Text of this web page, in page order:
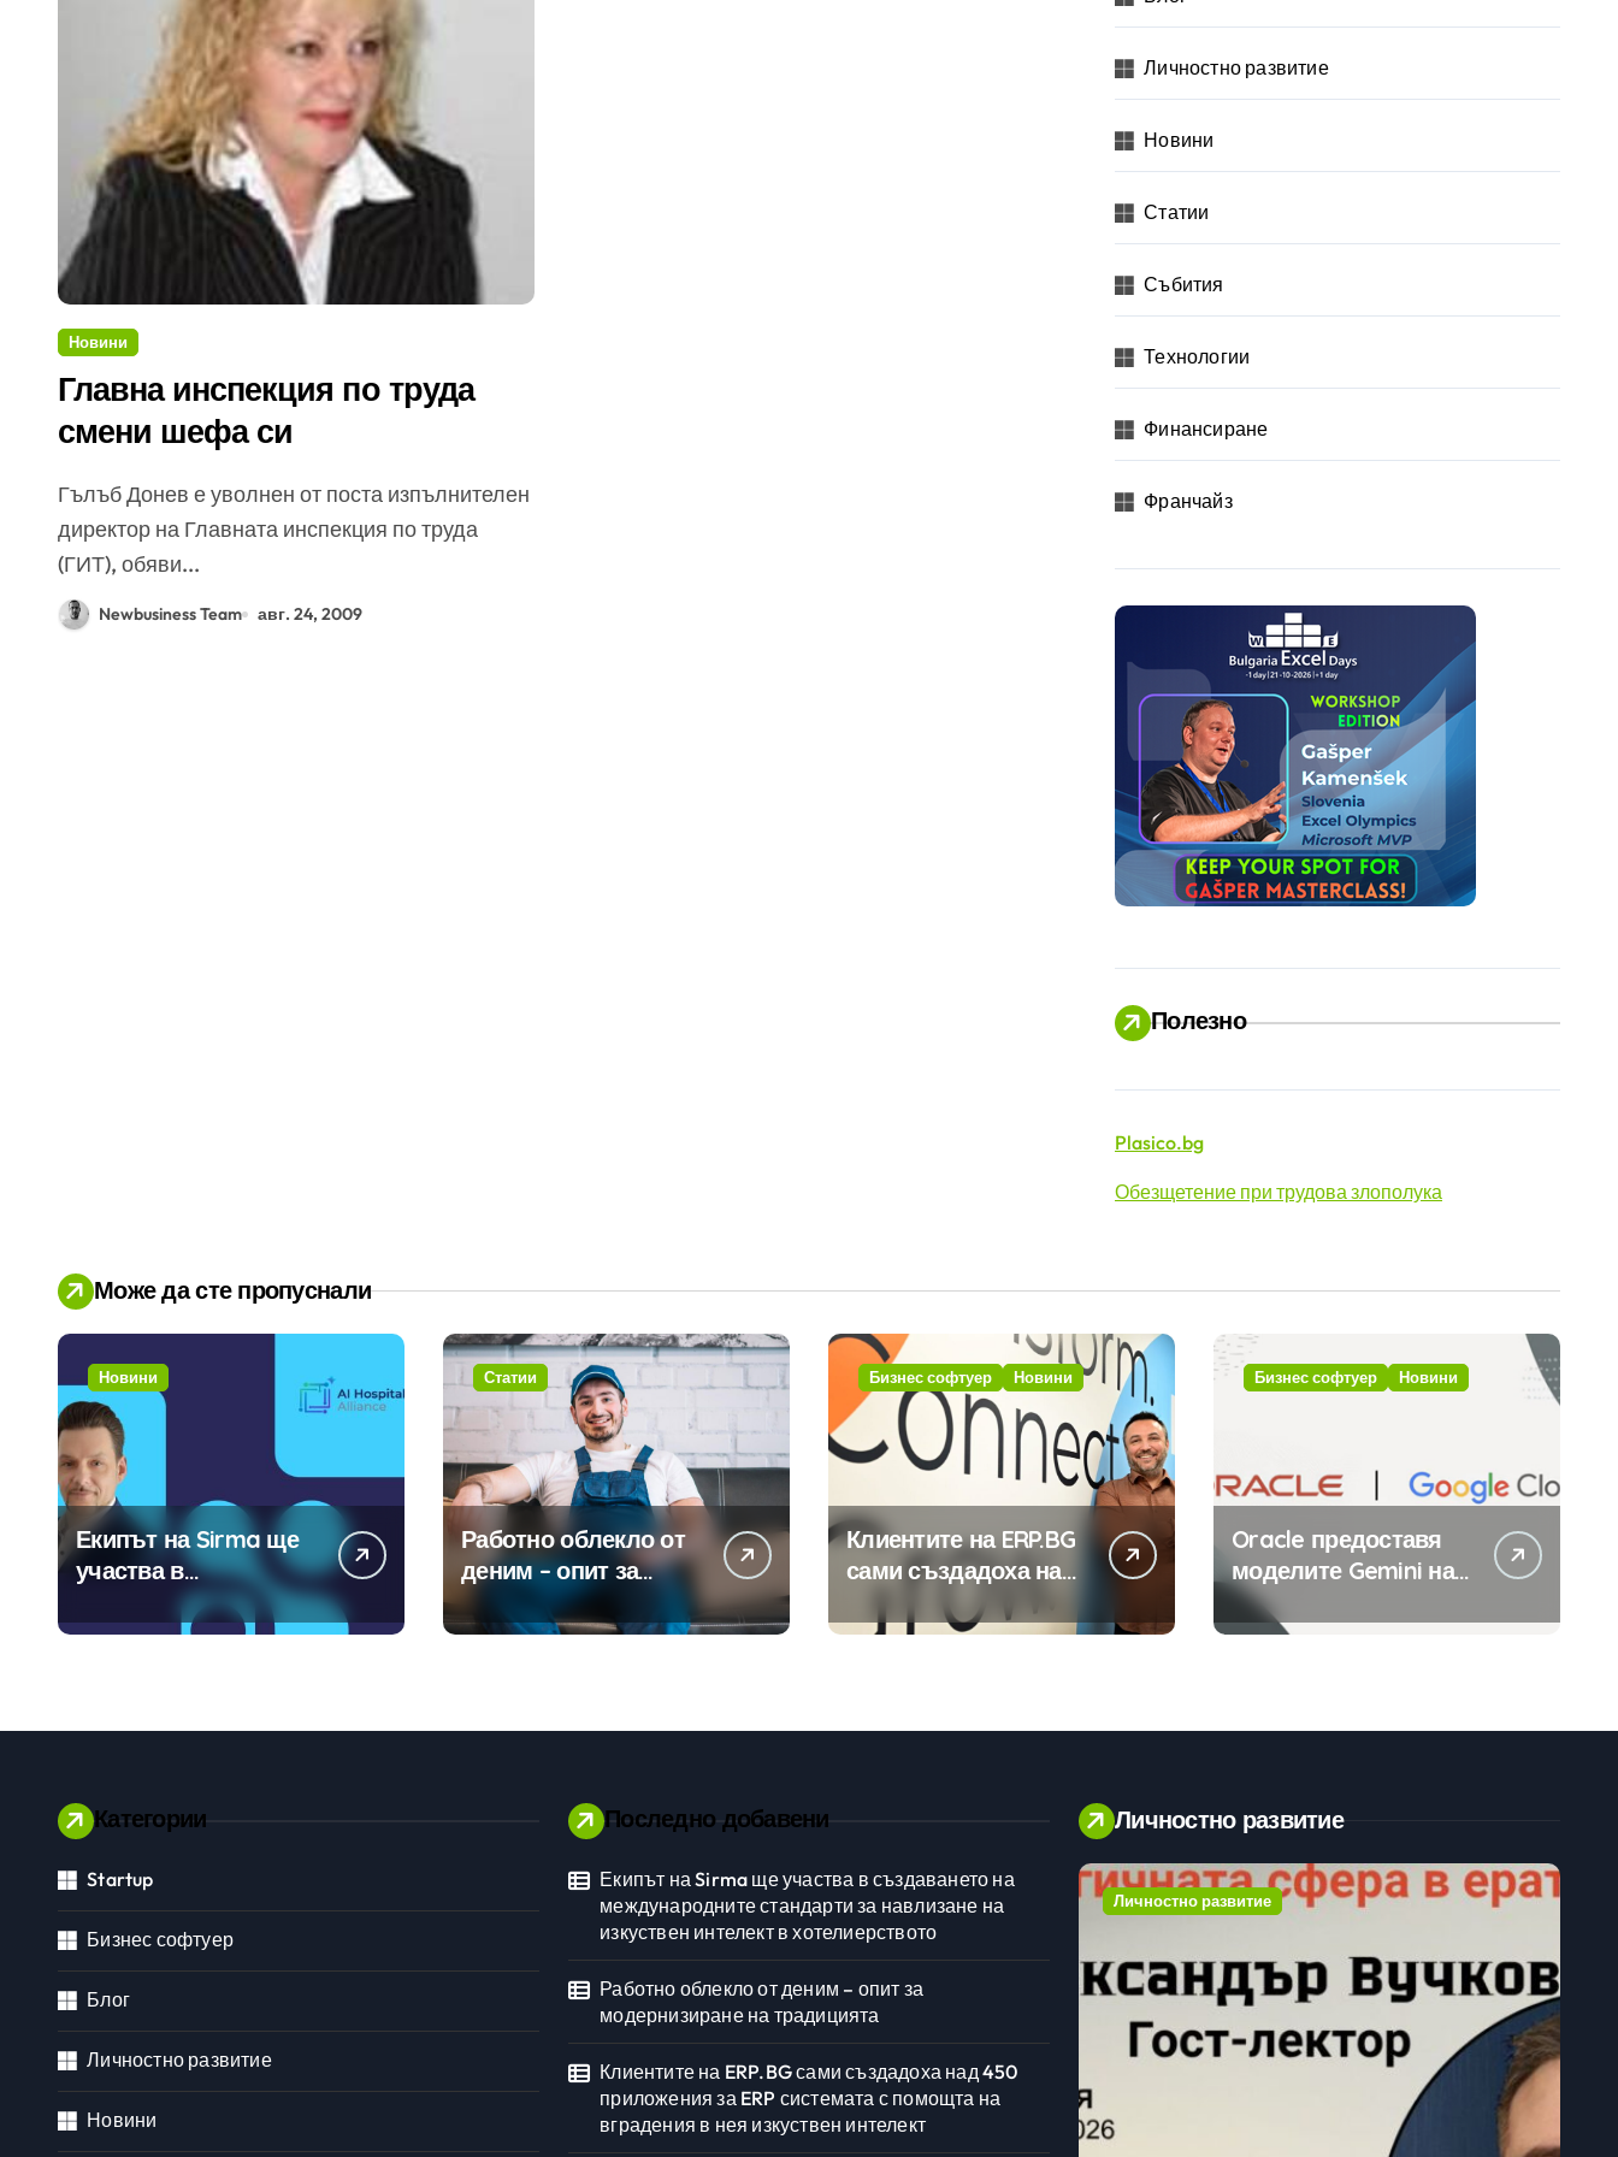
Новини
Главна инспекция по труда
смени шефа си
Гълъб Донев е уволнен от поста изпълнителен
директор на Главната инспекция по труда
(ГИТ), обяви...
Newbusiness Team авг. 24, 2009
Личностно развитие
Новини
Статии
Събития
Технологии
Финансиране
Франчайз
Полезно
Plasico.bg
Обезщетение при трудова злополука
Може да сте пропуснали
Новини
Екипът на Sirma ще
участва в
създаването на
международните
изкуствен интелект в
Статии
Работно облекло от
деним – опит за
модернизиране на
традицията
Бизнес софтуер Новини
Клиентите на ERP.BG
сами създадоха над
ERP системата с
изкуствен интелект
Бизнес софтуер Новини
Oracle предоставя
моделите Gemini на
Google на хиляди
клиенти на бизнес
Категории
Startup
Бизнес софтуер
Блог
Личностно развитие
Новини
Последно добавени
Екипът на Sirma ще участва в създаването на
международните стандарти за навлизане на
изкуствен интелект в хотелиерството
Работно облекло от деним – опит за
модернизиране на традицията
Клиентите на ERP.BG сами създадоха над 450
приложения за ERP системата с помощта на
вградения в нея изкуствен интелект
Личностно развитие
Личностно развитие Личностно развитие